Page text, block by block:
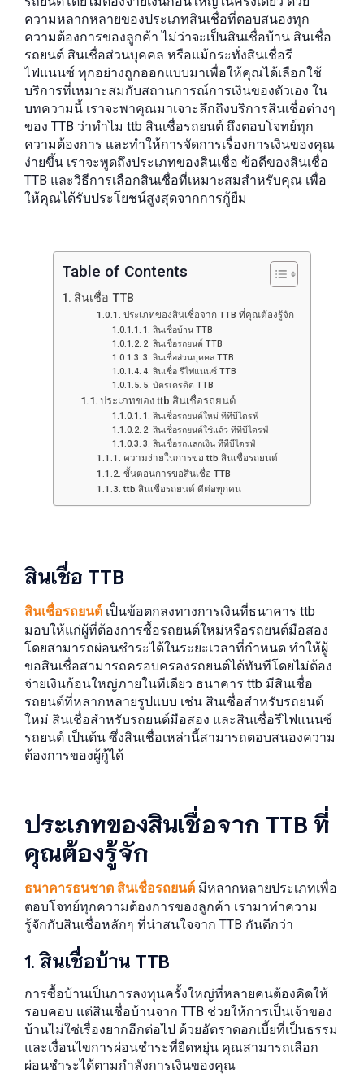
ความหลากหลายของประเภทสินเชื่อที่ตอบสนองทุก
ความต้องการของลูกค้า ไม่ว่าจะเป็นสินเชื่อบ้าน สินเชื่อ
รถยนต์ สินเชื่อส่วนบุคคล หรือแม้กระทั่งสินเชื่อรี
ไฟแนนซ์ ทุกอย่างถูกออกแบบมาเพื่อให้คุณได้เลือกใช้
บริการที่เหมาะสมกับสถานการณ์การเงินของตัวเอง ใน
บทความนี้ เราจะพาคุณมาเจาะลึกถึงบริการสินเชื่อต่างๆ
ของ TTB ว่าทำไม ttb สินเชื่อรถยนต์ ถึงตอบโจทย์ทุก
ความต้องการ และทำให้การจัดการเรื่องการเงินของคุณ
ง่ายขึ้น เราจะพูดถึงประเภทของสินเชื่อ ข้อดีของสินเชื่อ
TTB และวิธีการเลือกสินเชื่อที่เหมาะสมสำหรับคุณ เพื่อ
ให้คุณได้รับประโยชน์สูงสุดจากการกู้ยืม
Table of Contents
สินเชื่อ TTB
ประเภทของสินเชื่อจาก TTB ที่คุณต้องรู้จัก
1. สินเชื่อบ้าน TTB
2. สินเชื่อรถยนต์ TTB
3. สินเชื่อส่วนบุคคล TTB
4. สินเชื่อ รีไฟแนนซ์ TTB
5. บัตรเครดิต TTB
ประเภทของ ttb สินเชื่อรถยนต์
1. สินเชื่อรถยนต์ใหม่ ทีทีบีไดรฟ์
2. สินเชื่อรถยนต์ใช้แล้ว ทีทีบีไดรฟ์
3. สินเชื่อรถแลกเงิน ทีทีบีไดรฟ์
ความง่ายในการขอ ttb สินเชื่อรถยนต์
ขั้นตอนการขอสินเชื่อ TTB
ttb สินเชื่อรถยนต์ ดีต่อทุกคน
สินเชื่อ TTB
สินเชื่อรถยนต์ เป็๋นข้อตกลงทางการเงินที่ธนาคาร ttb
มอบให้แก่ผู้ที่ต้องการซื้อรถยนต์ใหม่หรือรถยนต์มือสอง
โดยสามารถผ่อนชำระได้ในระยะเวลาที่กำหนด ทำให้ผู้
ขอสินเชื่อสามารถครอบครองรถยนต์ได้ทันทีโดยไม่ต้อง
จ่ายเงินก้อนใหญ่ภายในทีเดียว ธนาคาร ttb มีสินเชื่อ
รถยนต์ที่หลากหลายรูปแบบ เช่น สินเชื่อสำหรับรถยนต์
ใหม่ สินเชื่อสำหรับรถยนต์มือสอง และสินเชื่อรีไฟแนนซ์
รถยนต์ เป็นต้น ซึ่งสินเชื่อเหล่านี้สามารถตอบสนองความ
ต้องการของผู้กู้ได้
ประเภทของสินเชื่อจาก TTB ที่
คุณต้องรู้จัก
ธนาคารธนชาต สินเชื่อรถยนต์ มีหลากหลายประเภทเพื่อ
ตอบโจทย์ทุกความต้องการของลูกค้า เรามาทำความ
รู้จักกับสินเชื่อหลักๆ ที่น่าสนใจจาก TTB กันดีกว่า
1. สินเชื่อบ้าน TTB
การซื้อบ้านเป็นการลงทุนครั้งใหญ่ที่หลายคนต้องคิดให้
รอบคอบ แต่สินเชื่อบ้านจาก TTB ช่วยให้การเป็นเจ้าของ
บ้านไม่ใช่เรื่องยากอีกต่อไป ด้วยอัตราดอกเบี้ยที่เป็นธรรม
และเงื่อนไขการผ่อนชำระที่ยืดหยุ่น คุณสามารถเลือก
ผ่อนชำระได้ตามกำลังการเงินของคุณ